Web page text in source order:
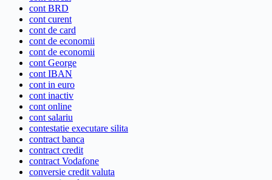
cont BRD
cont curent
cont de card
cont de economii
cont de economii
cont George
cont IBAN
cont in euro
cont inactiv
cont online
cont salariu
contestatie executare silita
contract banca
contract credit
contract Vodafone
conversie credit valuta